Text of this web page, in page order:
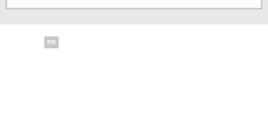
PR